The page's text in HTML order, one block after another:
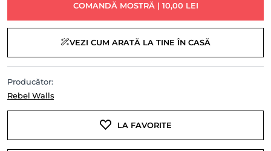
COMANDĂ MOSTRĂ | 10,00 LEI
VEZI CUM ARATĂ LA TINE ÎN CASĂ
Producător:
Rebel Walls
LA FAVORITE